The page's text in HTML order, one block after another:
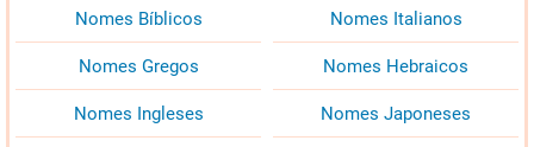
Nomes Bíblicos Nomes Italianos
Nomes Gregos Nomes Hebraicos
Nomes Ingleses Nomes Japoneses